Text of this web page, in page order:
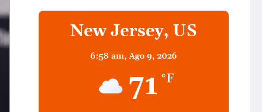
New Jersey, US
6:58 am,Ago 9, 2026
71 °F